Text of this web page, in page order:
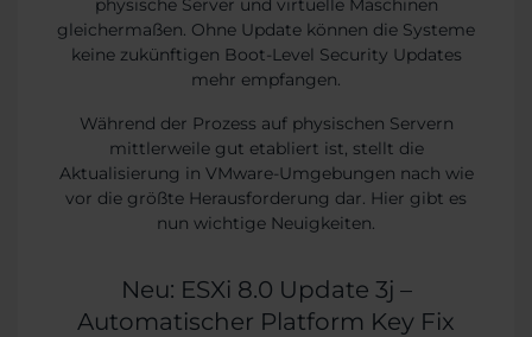
physische Server und virtuelle Maschinen
gleichermaßen. Ohne Update können die Systeme
keine zukünftigen Boot-Level Security Updates
mehr empfangen.
Während der Prozess auf physischen Servern
mittlerweile gut etabliert ist, stellt die
Aktualisierung in VMware-Umgebungen nach wie
vor die größte Herausforderung dar. Hier gibt es
nun wichtige Neuigkeiten.
Neu: ESXi 8.0 Update 3j –
Automatischer Platform Key Fix